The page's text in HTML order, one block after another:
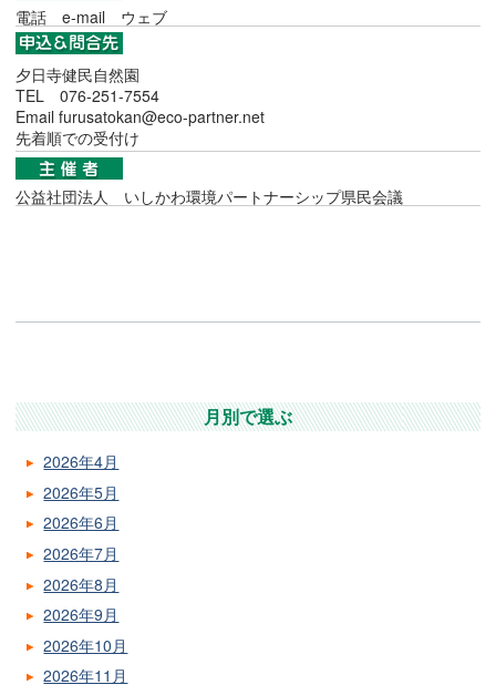
電話 e-mail ウェブ
夕日寺健民自然園
TEL 076-251-7554
Email furusatokan@eco-partner.net
先着順での受付け
公益社団法人 いしかわ環境パートナーシップ県民会議
月別で選ぶ
2026年4月
2026年5月
2026年6月
2026年7月
2026年8月
2026年9月
2026年10月
2026年11月